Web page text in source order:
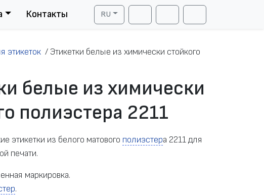
Контакты
RU
Search AccountCart
этикеток/ Этикетки белые из химически стойкого
белые из химически
полиэстера 2211
этикетки из белого матового полиэстера 2211 для
печати.
маркировка.
.